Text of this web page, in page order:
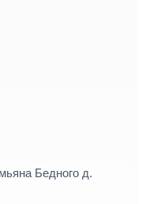
Бедного д.